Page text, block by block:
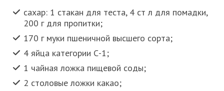
сахар: 1 стакан для теста, 4 ст л для помадки,
200 г для пропитки;
170 г муки пшеничной высшего сорта;
4 яйца категории С-1;
1 чайная ложка пищевой соды;
2 столовые ложки какао;